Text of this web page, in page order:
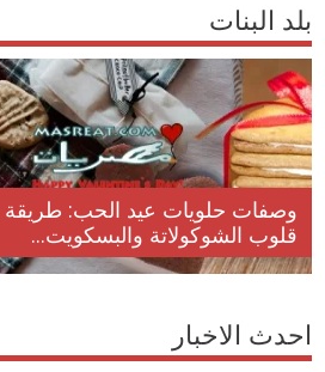
بلد البنات
وصفات حلويات عيد الحب: طريقة
قلوب الشوكولاتة والبسكويت...
احدث الاخبار